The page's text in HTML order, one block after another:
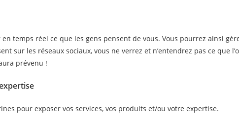
temps réel ce que les gens pensent de vous. Vous pourrez ainsi
sur les réseaux sociaux, vous ne verrez et n’entendrez pas ce que
prévenu !
pour exposer vos services, vos produits et/ou votre expertise.